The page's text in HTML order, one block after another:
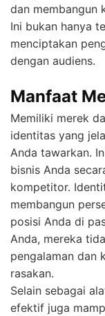
dan membangun
Ini bukan hanya
menciptakan
dengan audiens.
Manfaat
Memiliki merek
identitas yang
Anda tawarkan.
bisnis Anda
kompetitor.
membangun
posisi Anda di
Anda, mereka
pengalaman dan
rasakan.
Selain sebagai
efektif juga